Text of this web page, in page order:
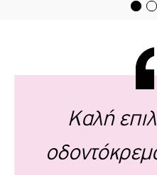
Καλή